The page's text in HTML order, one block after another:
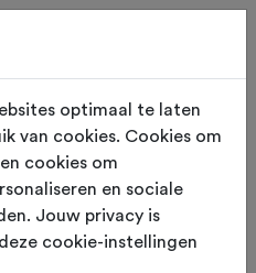
optimaal te laten
van cookies. Cookies om
cookies om
en sociale
Jouw privacy is
cookie-instellingen